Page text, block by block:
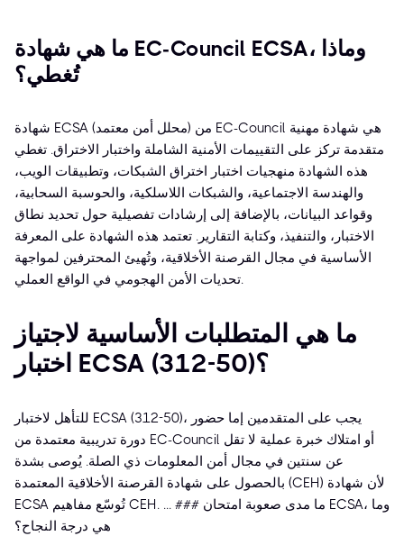
ما هي شهادة EC-Council ECSA، وماذا
تُغطي؟
شهادة ECSA (محلل أمن معتمد) من EC-Council هي شهادة مهنية
متقدمة تركز على التقييمات الأمنية الشاملة واختبار الاختراق. تغطي
هذه الشهادة منهجيات اختبار اختراق الشبكات، وتطبيقات الويب،
والهندسة الاجتماعية، والشبكات اللاسلكية، والحوسبة السحابية،
وقواعد البيانات، بالإضافة إلى إرشادات تفصيلية حول تحديد نطاق
الاختبار، والتنفيذ، وكتابة التقارير. تعتمد هذه الشهادة على المعرفة
الأساسية في مجال القرصنة الأخلاقية، وتُهيئ المحترفين لمواجهة
تحديات الأمن الهجومي في الواقع العملي.
ما هي المتطلبات الأساسية لاجتياز
اختبار ECSA (312-50)؟
للتأهل لاختبار ECSA (312-50)، يجب على المتقدمين إما حضور
دورة تدريبية معتمدة من EC-Council أو امتلاك خبرة عملية لا تقل
عن سنتين في مجال أمن المعلومات ذي الصلة. يُوصى بشدة
بالحصول على شهادة القرصنة الأخلاقية المعتمدة (CEH) لأن شهادة
ECSA تُوسّع مفاهيم CEH. ... ### ما مدى صعوبة امتحان ECSA، وما
هي درجة النجاح؟